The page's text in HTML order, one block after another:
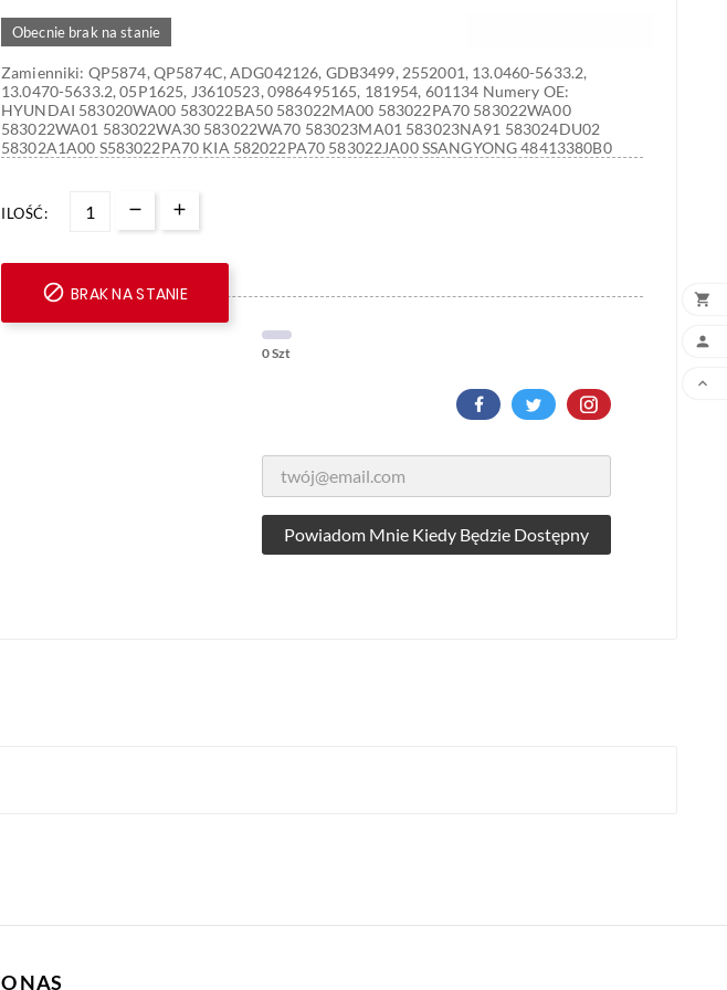
Obecnie brak na stanie
Zamienniki: QP5874, QP5874C, ADG042126, GDB3499, 2552001, 13.0460-5633.2,
13.0470-5633.2, 05P1625, J3610523, 0986495165, 181954, 601134 Numery OE:
HYUNDAI 583020WA00 583022BA50 583022MA00 583022PA70 583022WA00
583022WA01 583022WA30 583022WA70 583023MA01 583023NA91 583024DU02
58302A1A00 S583022PA70 KIA 582022PA70 583022JA00 SSANGYONG 48413380B0
ILOŚĆ:
 BRAK NA STANIE
0 Szt
Powiadom Mnie Kiedy Będzie Dostępny
O NAS


